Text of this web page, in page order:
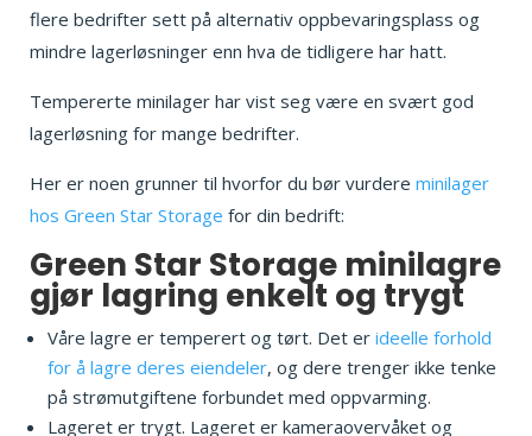
flere bedrifter sett på alternativ oppbevaringsplass og
mindre lagerløsninger enn hva de tidligere har hatt.
Tempererte minilager har vist seg være en svært god
lagerløsning for mange bedrifter.
Her er noen grunner til hvorfor du bør vurdere minilager
hos Green Star Storage for din bedrift:
Green Star Storage minilagre
gjør lagring enkelt og trygt
Våre lagre er temperert og tørt. Det er ideelle forhold
for å lagre deres eiendeler, og dere trenger ikke tenke
på strømutgiftene forbundet med oppvarming.
Lageret er trygt. Lageret er kameraovervåket og